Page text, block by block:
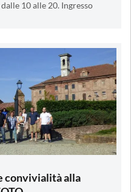
10 alle 20. Ingresso
convivialità alla